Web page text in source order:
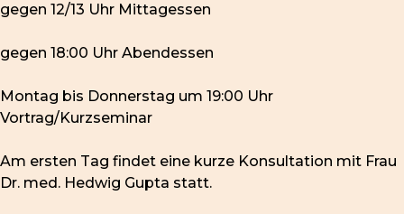
gegen 12/13 Uhr Mittagessen
gegen 18:00 Uhr Abendessen
Montag bis Donnerstag um 19:00 Uhr
Vortrag/Kurzseminar
Am ersten Tag findet eine kurze Konsultation mit Frau
Dr. med. Hedwig Gupta statt.